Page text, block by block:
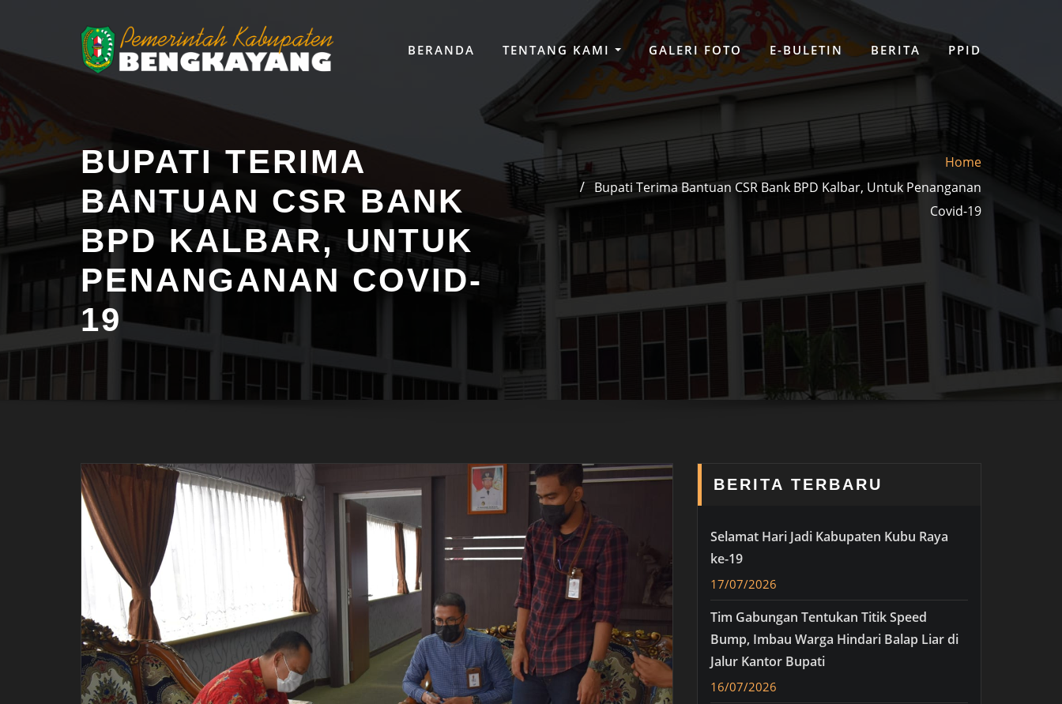
BERANDA TENTANG KAMI GALERI FOTO E-BULETIN BERITA PPID
BUPATI TERIMA
BANTUAN CSR BANK
BPD KALBAR, UNTUK
PENANGANAN COVID-
19
Home
Bupati Terima Bantuan CSR Bank BPD Kalbar, Untuk Penanganan
Covid-19
BERITA TERBARU
Selamat Hari Jadi Kabupaten Kubu Raya
ke-19
17/07/2026
Tim Gabungan Tentukan Titik Speed
Bump, Imbau Warga Hindari Balap Liar di
Jalur Kantor Bupati
16/07/2026